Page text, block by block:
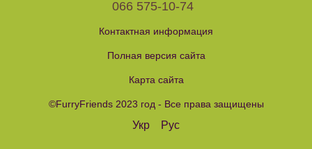
066 575-10-74
Контактная информация
Полная версия сайта
Карта сайта
©FurryFriends 2023 год - Все права защищены
Укр Рус